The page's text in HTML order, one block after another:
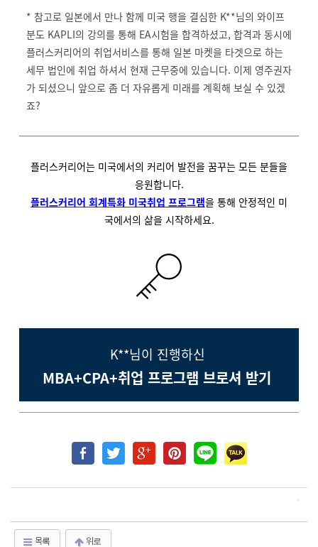
* 참고로 일본에서 만나 함께 미국 행을 결심한 K**님의 와이프
분도 KAPLI의 강의를 통해 EA시험을 합격하셨고, 합격과 동시에
플러스커리어의 취업서비스를 통해 일본 마켓을 타겟으로 하는
세무 법인에 취업 하셔서 현재 근무중에 있습니다. 이제 영주권자
가 되셨으니 앞으로 좀 더 자유롭게 미래를 계획해 보실 수 있겠
죠?
플러스커리어는 미국에서의 커리어 발전을 꿈꾸는 모든 분들을
응원합니다.
플러스커리어 회계특화 미국취업 프로그램을 통해 안정적인 미
국에서의 삶을 시작하세요.
K**님이 진행하신
MBA+CPA+취업 프로그램 브로셔 받기
목록 위로